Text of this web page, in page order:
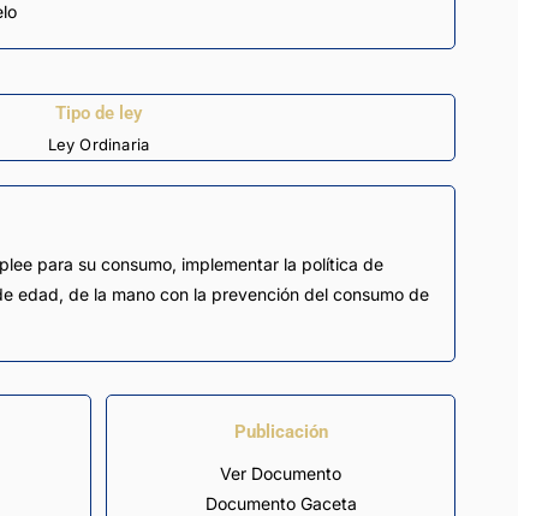
Tipo de ley
Ley Ordinaria
para su consumo, implementar la política de
edad, de la mano con la prevención del consumo de
Publicación
Ver Documento
Documento Gaceta